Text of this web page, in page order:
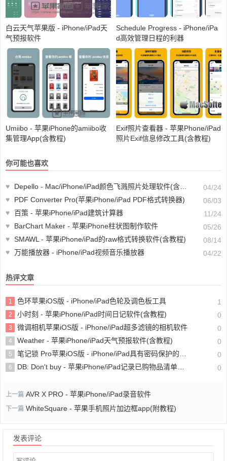
白云天气苹果版 - iPhone/iPad天
气预报软件
Schedule Progress - iPhone/iPa
d高效管理日程的利器
Umiibo - 苹果iPhone的amiibo收
集管理App(含教程)
Exif照片查看器 - 苹果Phone/iPad
照片Exif信息修改工具(含教程)
你可能也喜欢
♥ Depello - Mac/iPhone/iPad颜色飞溅照片处理软件(含教程)
04/24
♥
PDF Converter Pro(苹果iPhone/iPad PDF格式转换器)
06/03
♥
百策 - 苹果iPhone/iPad建筑计算器
11/24
♥
BarChart Maker - 苹果iPhone柱状图制作软件
05/26
♥ SMAWL - 苹果iPhone/iPad的raw格式转换软件(含教程)
08/14
♥ 万能播放器 - iPhone/iPad视频音乐播放器 04/22
热评文章
1 色环苹果iOS版 - iPhone/iPad色轮及调色板工具 1
2 小时刻 - 苹果iPhone/iPad时间日记软件(含教程) 0
3 微调相机苹果iOS版 - iPhone/iPad超多滤镜的相机软件 0
4 Weather - 苹果iPhone/iPad天气预报软件(含教程) 0
5 笔记锁 Pro苹果iOS版 - iPhone/iPad具有密码保护的个人笔记记备忘录软件 0
6 DB: Don't buy - 苹果iPhone/iPad记录已购物品清单软件 0
上一篇 AVR X PRO - 苹果iPhone/iPad录音软件
下一篇 WhiteSquare - 苹果手机照片加边框app(附教程)
发表评论